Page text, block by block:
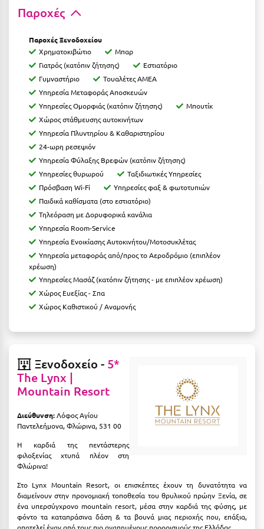
Ιωάννινα
Καβάλα
Καλάβρυτα
Καλαμάτα
Κάλαμος
Καλαμπάκα
Κάλυμνος
Καμένα Βούρλα
Καρδάμαινα
Καρδαμύλη
Καρδίτσα
Κάρπαθος
Καρπενήσι
Κάρυστος
Κάσος
Κασσάνδρα
Κατερίνη
Κέα - Τζιά
Κερατέα
Κέρκυρα
Κεφαλονιά
Παροχές
Παροχές Ξενοδοχείου
Χρηματοκιβώτιο
Μπαρ
Γιατρός (κατόπιν ζήτησης)
Εστιατόριο
Γυμναστήριο
Τουαλέτες ΑΜΕΑ
Υπηρεσία Μεταφοράς Αποσκευών
Υπηρεσίες Ομορφιάς (κατόπιν ζήτησης)
Μπουτίκ
Χώρος στάθμευσης αυτοκινήτων
Υπηρεσία Πλυντηρίου & Καθαριστηρίου
24-ωρη ρεσεψιόν
Υπηρεσία Φύλαξης Βρεφών (κατόπιν ζήτησης)
Υπηρεσίες θυρωρού
Ταξιδιωτικές Υπηρεσίες
Πρόσβαση Wi-Fi
Υπηρεσίες φαξ & φωτοτυπιών
Παιδικά καθίσματα (στο εστιατόριο)
Τηλεόραση με Δορυφορικά κανάλια
Υπηρεσία Room-Service
Υπηρεσία Ενοικίασης Αυτοκινήτου/Μοτοσυκλέτας
Υπηρεσία μεταφοράς από/προς το Αεροδρόμιο (επιπλέον
χρέωση)
Υπηρεσίες Μασάζ (κατόπιν ζήτησης - με επιπλέον χρέωση)
Χώρος Ευεξίας - Σπα
Χώρος Καθιστικού / Αναμονής
Ξενοδοχείο - 5*
The Lynx |
Mountain Resort
Διεύθυνση:Λόφος Αγίου
Παντελεήμονα, Φλώρινα, 531 00
Η καρδιά της πεντάστερης
φιλοξενίας χτυπά πλέον στη
Φλώρινα!
Στο Lynx Mountain Resort, οι επισκέπτες έχουν τη δυνατότητα να
διαμείνουν στην προνομιακή τοποθεσία του θρυλικού πρώην Ξενία, σε
ένα υπερσύγχρονο mountain resort, μέσα στην καρδιά της φύσης, με
φόντο τα καταπράσινα δάση & τα βουνά μιας περιοχής που, επάξια,
αποτελεί έναν από τους πιο αγαπημένους προορισμούς της Ελλάδας.